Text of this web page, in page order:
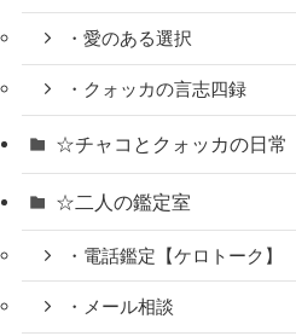
・愛のある選択
・クォッカの言志四録
☆チャコとクォッカの日常
☆二人の鑑定室
・電話鑑定【ケロトーク】
・メール相談